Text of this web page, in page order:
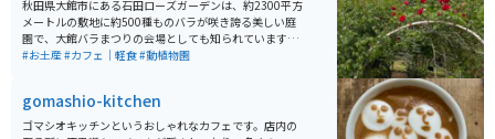
秋田県大館市にある石田ローズガーデンは、約2300平方
メートルの敷地に約500種ものバラが咲き誇る美しい庭
園で、大館バラまつりの会場としても知られています。
開園は4月から10月で、特に6月中旬の見頃には色とりど
入園料は無料で駐車場も完備されており、気軽に立ち寄
れるのも魅力です。 園内のカフェでは食事メニューに加
#お土産#カフェ｜軽食#動植物園
gomashio-kitchen
ゴマシオキッチンというおしゃれなカフェです。店内の